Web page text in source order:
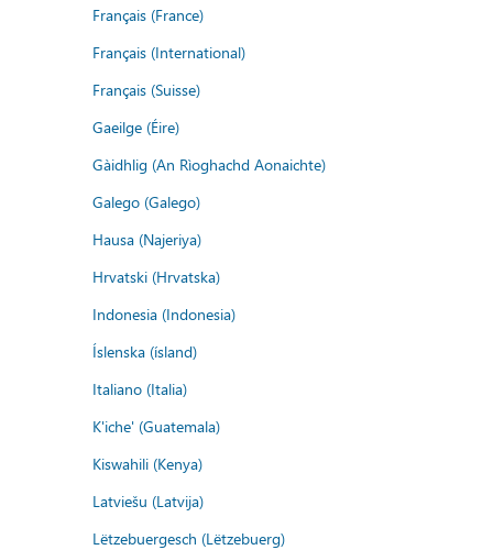
Français (France)
Français (International)
Français (Suisse)
Gaeilge (Éire)
Gàidhlig (An Rìoghachd Aonaichte)
Galego (Galego)
Hausa (Najeriya)
Hrvatski (Hrvatska)
Indonesia (Indonesia)
Íslenska (ísland)
Italiano (Italia)
K'iche' (Guatemala)
Kiswahili (Kenya)
Latviešu (Latvija)
Lëtzebuergesch (Lëtzebuerg)